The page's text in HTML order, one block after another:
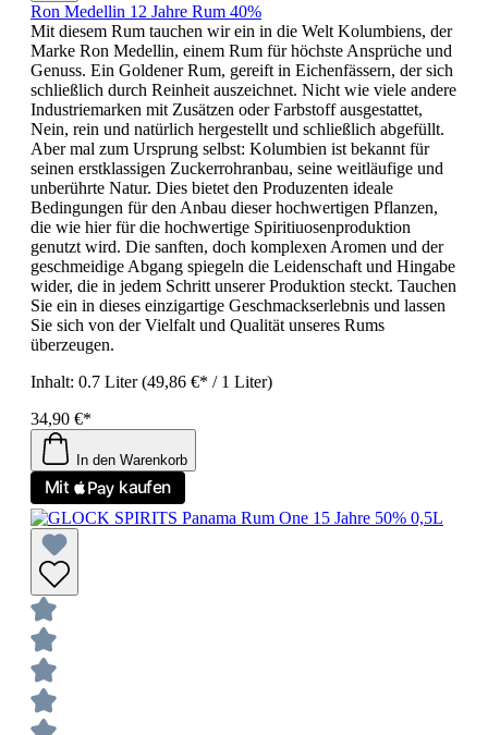
Ron Medellin 12 Jahre Rum 40%
Mit diesem Rum tauchen wir ein in die Welt Kolumbiens, der
Marke Ron Medellin, einem Rum für höchste Ansprüche und
Genuss. Ein Goldener Rum, gereift in Eichenfässern, der sich
schließlich durch Reinheit auszeichnet. Nicht wie viele andere
Industriemarken mit Zusätzen oder Farbstoff ausgestattet,
Nein, rein und natürlich hergestellt und schließlich abgefüllt.
Aber mal zum Ursprung selbst: Kolumbien ist bekannt für
seinen erstklassigen Zuckerrohranbau, seine weitläufige und
unberührte Natur. Dies bietet den Produzenten ideale
Bedingungen für den Anbau dieser hochwertigen Pflanzen,
die wie hier für die hochwertige Spiritiuosenproduktion
genutzt wird. Die sanften, doch komplexen Aromen und der
geschmeidige Abgang spiegeln die Leidenschaft und Hingabe
wider, die in jedem Schritt unserer Produktion steckt. Tauchen
Sie ein in dieses einzigartige Geschmackserlebnis und lassen
Sie sich von der Vielfalt und Qualität unseres Rums
überzeugen.
Inhalt: 0.7 Liter(49,86 €* / 1 Liter)
34,90 €*
In den Warenkorb